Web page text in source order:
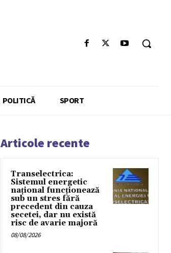
POLITICĂ SPORT
Articole recente
Transelectrica:
Sistemul energetic
național funcționează
sub un stres fără
precedent din cauza
secetei, dar nu există
risc de avarie majoră
08/08/2026